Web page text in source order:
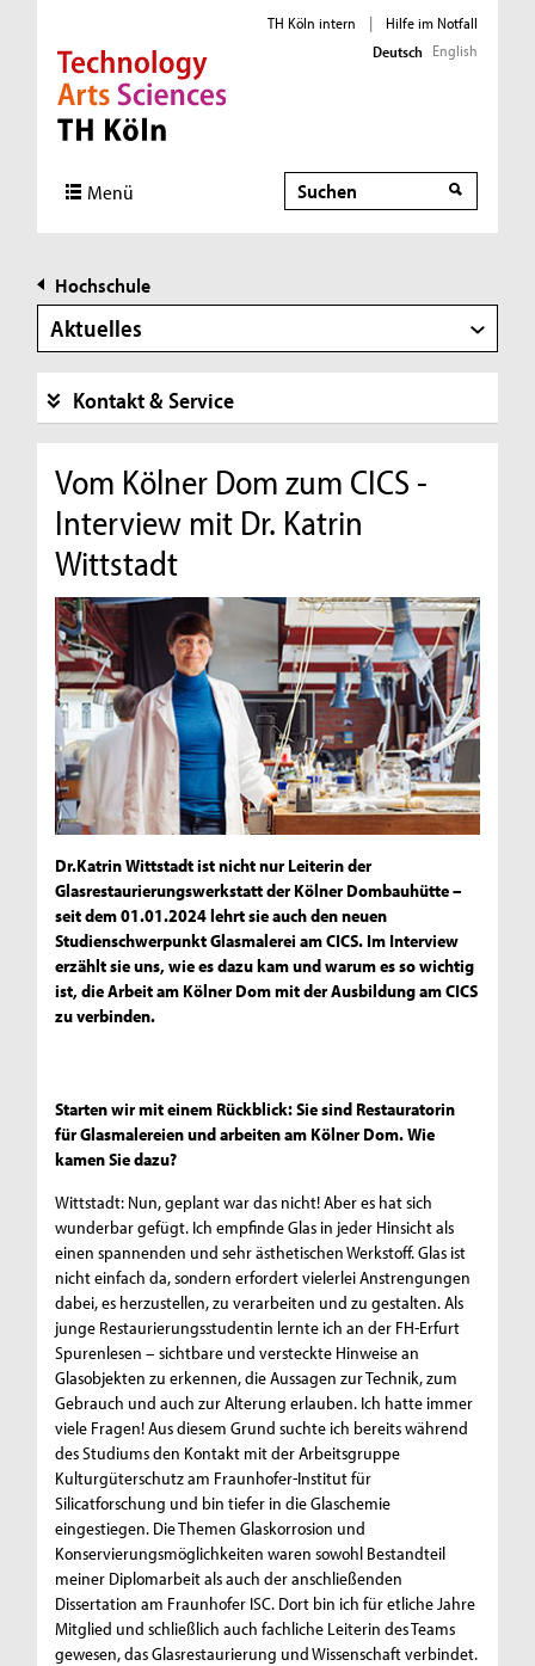
Direkt zur Hauptnavigation
Direkt zur Subnavigation
Direkt zum Inhalt
Direkt zum Fußbereich
TH Köln intern |
Hilfe im Notfall
Deutsch English
Menü Suche
Hochschule
Aktuelles
Kontakt & Service
Vom Kölner Dom zum CICS -
Interview mit Dr. Katrin
Wittstadt
Dr.Katrin Wittstadt ist nicht nur Leiterin der
Glasrestaurierungswerkstatt der Kölner Dombauhütte –
seit dem 01.01.2024 lehrt sie auch den neuen
Studienschwerpunkt Glasmalerei am CICS. Im Interview
erzählt sie uns, wie es dazu kam und warum es so wichtig
ist, die Arbeit am Kölner Dom mit der Ausbildung am CICS
zu verbinden.
Starten wir mit einem Rückblick: Sie sind Restauratorin
für Glasmalereien und arbeiten am Kölner Dom. Wie
kamen Sie dazu?
Wittstadt: Nun, geplant war das nicht! Aber es hat sich
wunderbar gefügt. Ich empfinde Glas in jeder Hinsicht als
einen spannenden und sehr ästhetischen Werkstoff. Glas ist
nicht einfach da, sondern erfordert vielerlei Anstrengungen
dabei, es herzustellen, zu verarbeiten und zu gestalten. Als
junge Restaurierungsstudentin lernte ich an der FH-Erfurt
Spurenlesen – sichtbare und versteckte Hinweise an
Glasobjekten zu erkennen, die Aussagen zur Technik, zum
Gebrauch und auch zur Alterung erlauben. Ich hatte immer
viele Fragen! Aus diesem Grund suchte ich bereits während
des Studiums den Kontakt mit der Arbeitsgruppe
Kulturgüterschutz am Fraunhofer-Institut für
Silicatforschung und bin tiefer in die Glaschemie
eingestiegen. Die Themen Glaskorrosion und
Konservierungsmöglichkeiten waren sowohl Bestandteil
meiner Diplomarbeit als auch der anschließenden
Dissertation am Fraunhofer ISC. Dort bin ich für etliche Jahre
Mitglied und schließlich auch fachliche Leiterin des Teams
gewesen, das Glasrestaurierung und Wissenschaft verbindet.